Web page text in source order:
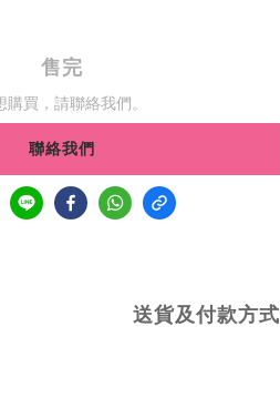
售完
購買，請聯絡我們。
聯絡我們
送貨及付款方式